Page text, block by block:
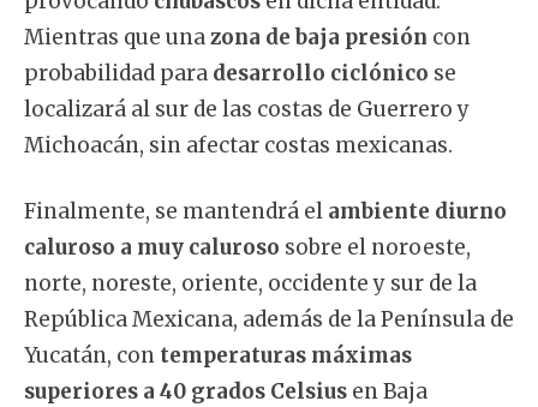
Mientras que unazona de baja presión con
probabilidad para desarrollo ciclónico se
localizará al sur de las costas de Guerrero y
Michoacán, sin afectar costas mexicanas.
Finalmente, se mantendrá el ambiente diurno
caluroso a muy caluroso sobre el noroeste,
norte, noreste, oriente, occidente y sur de la
República Mexicana, además de la Península de
Yucatán, con temperaturas máximas
superiores a 40 grados Celsius en Baja